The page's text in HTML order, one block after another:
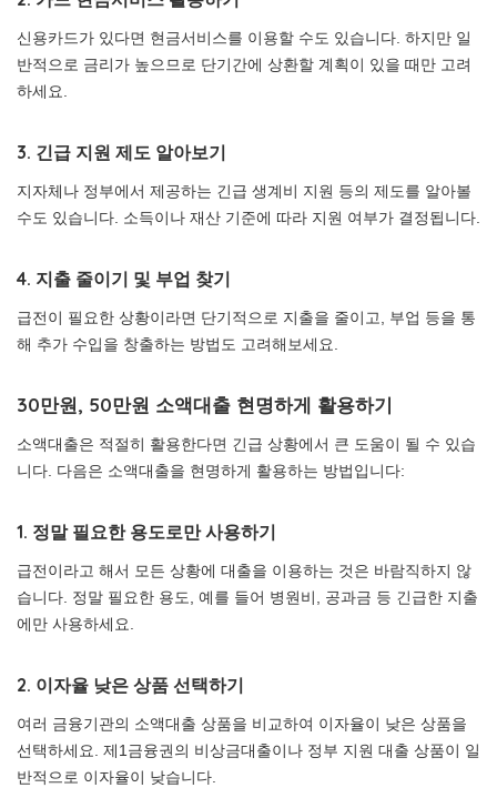
신용카드가 있다면 현금서비스를 이용할 수도 있습니다. 하지만 일
반적으로 금리가 높으므로 단기간에 상환할 계획이 있을 때만 고려
하세요.
3. 긴급 지원 제도 알아보기
지자체나 정부에서 제공하는 긴급 생계비 지원 등의 제도를 알아볼
수도 있습니다. 소득이나 재산 기준에 따라 지원 여부가 결정됩니다.
4. 지출 줄이기 및 부업 찾기
급전이 필요한 상황이라면 단기적으로 지출을 줄이고, 부업 등을 통
해 추가 수입을 창출하는 방법도 고려해보세요.
30만원, 50만원 소액대출 현명하게 활용하기
소액대출은 적절히 활용한다면 긴급 상황에서 큰 도움이 될 수 있습
니다. 다음은 소액대출을 현명하게 활용하는 방법입니다:
1. 정말 필요한 용도로만 사용하기
급전이라고 해서 모든 상황에 대출을 이용하는 것은 바람직하지 않
습니다. 정말 필요한 용도, 예를 들어 병원비, 공과금 등 긴급한 지출
에만 사용하세요.
2. 이자율 낮은 상품 선택하기
여러 금융기관의 소액대출 상품을 비교하여 이자율이 낮은 상품을
선택하세요. 제1금융권의 비상금대출이나 정부 지원 대출 상품이 일
반적으로 이자율이 낮습니다.